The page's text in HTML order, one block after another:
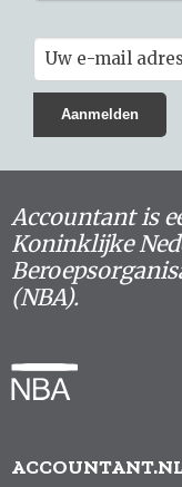
Accountant is
Koninklijke
(NBA).